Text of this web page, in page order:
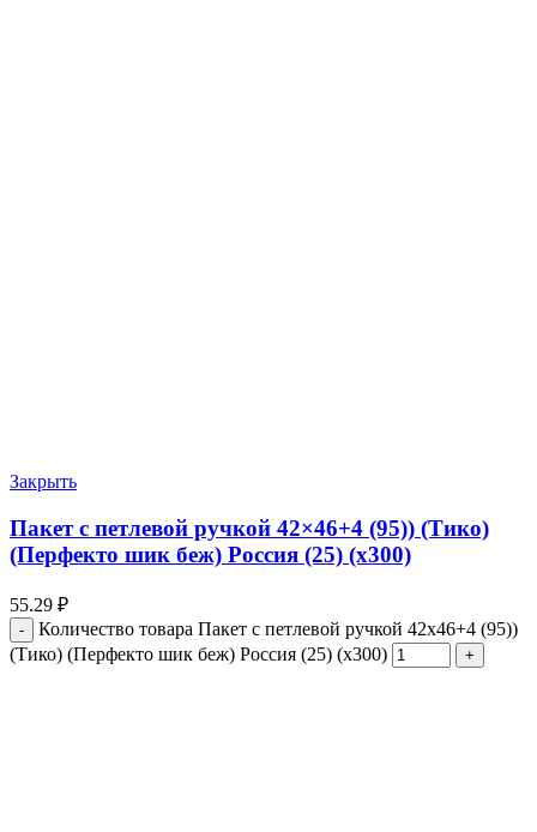
Закрыть
Пакет с петлевой ручкой 42×46+4 (95)) (Тико)
(Перфекто шик беж) Россия (25) (х300)
55.29 ₽
Количество товара Пакет с петлевой ручкой 42x46+4 (95))
(Тико) (Перфекто шик беж) Россия (25) (х300)